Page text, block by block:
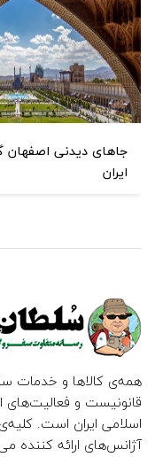
جاهای دیدنی اصفهان
ایران
همه‌ی کالاها و خدمات
قانونیست و فعالیت‌های
اسلامی ایران است.
آژانس‌های ارائه کننده